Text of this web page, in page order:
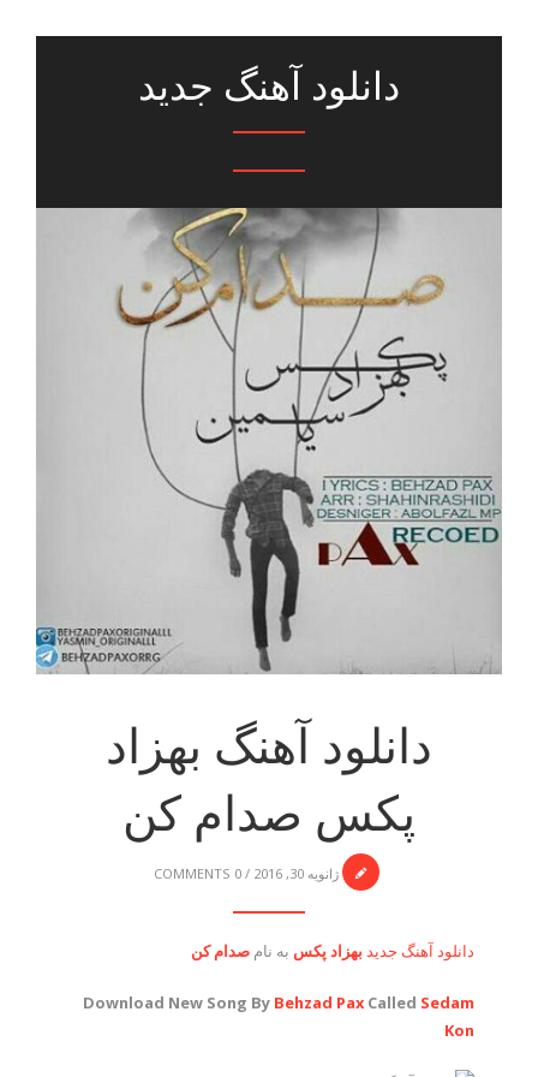
دانلود آهنگ جدید
دانلود آهنگ بهزاد
پکس صدام کن
ژانویه 30, 2016 /
0 COMMENTS
دانلود آهنگ جدید بهزاد پکس به نامصدام کن
Download New Song By Behzad PaxCalled Sedam
Kon